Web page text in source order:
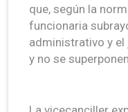
que, según la
funcionaria
administrativo y
y no se superponen.